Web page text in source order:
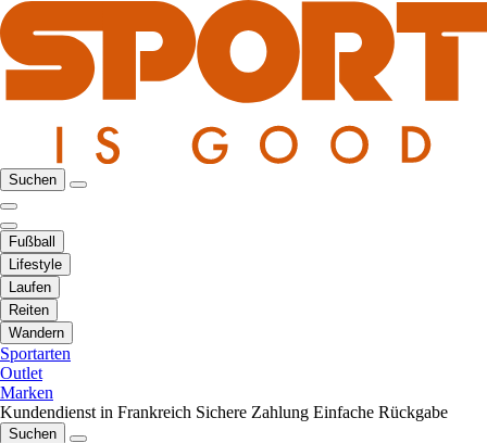
Suchen
Fußball
Lifestyle
Laufen
Reiten
Wandern
Sportarten
Outlet
Marken
Kundendienst in Frankreich Sichere Zahlung Einfache Rückgabe
Suchen